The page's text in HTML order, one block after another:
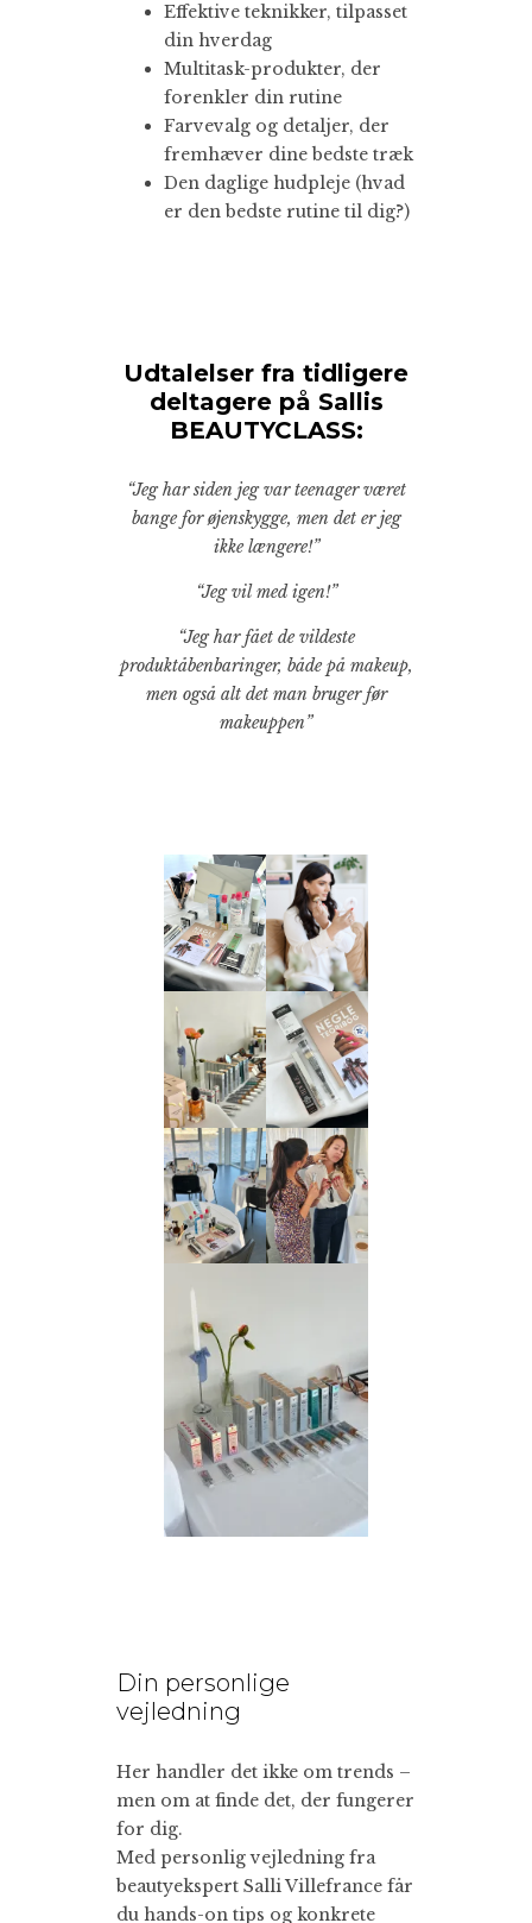
Effektive teknikker, tilpasset
din hverdag
Multitask-produkter, der
forenkler din rutine
Farvevalg og detaljer, der
fremhæver dine bedste træk
Den daglige hudpleje (hvad
er den bedste rutine til dig?)
Udtalelser fra tidligere
deltagere på Sallis
BEAUTYCLASS:
“Jeg har siden jeg var teenager været
bange for øjenskygge, men det er jeg
ikke længere!”
“Jeg vil med igen!”
“Jeg har fået de vildeste
produktåbenbaringer, både på makeup,
men også alt det man bruger før
makeuppen”
Din personlige
vejledning
Her handler det ikke om trends –
men om at finde det, der fungerer
for dig.
Med personlig vejledning fra
beautyekspert Salli Villefrance får
du hands-on tips og konkrete